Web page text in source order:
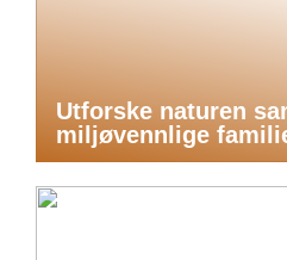
Utforske naturen
miljøvennlige